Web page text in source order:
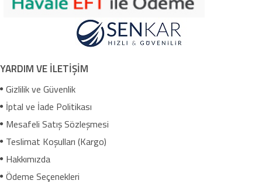
YARDIM VE İLETİŞİM
Gizlilik ve Güvenlik
İptal ve İade Politikası
Mesafeli Satış Sözleşmesi
Teslimat Koşulları (Kargo)
Hakkımızda
Ödeme Seçenekleri